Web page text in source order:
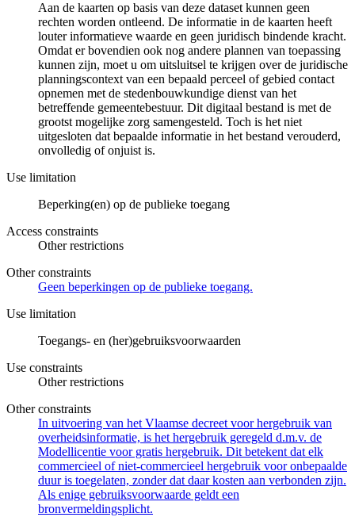
Aan de kaarten op basis van deze dataset kunnen geen
rechten worden ontleend. De informatie in de kaarten heeft
louter informatieve waarde en geen juridisch bindende kracht.
Omdat er bovendien ook nog andere plannen van toepassing
kunnen zijn, moet u om uitsluitsel te krijgen over de juridische
planningscontext van een bepaald perceel of gebied contact
opnemen met de stedenbouwkundige dienst van het
betreffende gemeentebestuur. Dit digitaal bestand is met de
grootst mogelijke zorg samengesteld. Toch is het niet
uitgesloten dat bepaalde informatie in het bestand verouderd,
onvolledig of onjuist is.
Use limitation
Beperking(en) op de publieke toegang
Access constraints
Other restrictions
Other constraints
Geen beperkingen op de publieke toegang.
Use limitation
Toegangs- en (her)gebruiksvoorwaarden
Use constraints
Other restrictions
Other constraints
In uitvoering van het Vlaamse decreet voor hergebruik van
overheidsinformatie, is het hergebruik geregeld d.m.v. de
Modellicentie voor gratis hergebruik. Dit betekent dat elk
commercieel of niet-commercieel hergebruik voor onbepaalde
duur is toegelaten, zonder dat daar kosten aan verbonden zijn.
Als enige gebruiksvoorwaarde geldt een
bronvermeldingsplicht.